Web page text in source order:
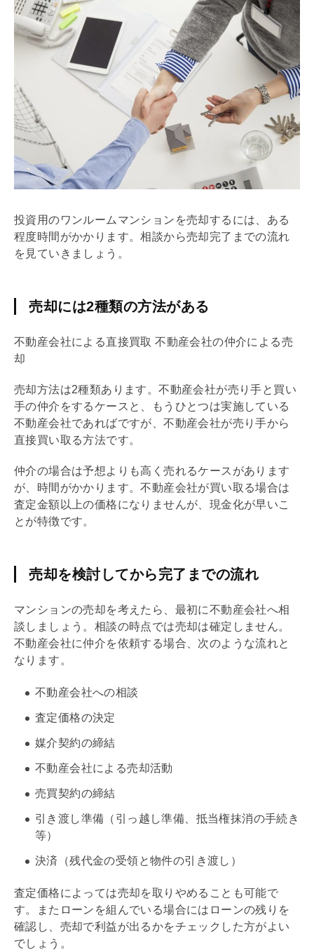
投資用のワンルームマンションを売却するには、ある
程度時間がかかります。相談から売却完了までの流れ
を見ていきましょう。
売却には2種類の方法がある
不動産会社による直接買取 不動産会社の仲介による売
却
売却方法は2種類あります。不動産会社が売り手と買い
手の仲介をするケースと、もうひとつは実施している
不動産会社であればですが、不動産会社が売り手から
直接買い取る方法です。
仲介の場合は予想よりも高く売れるケースがあります
が、時間がかかります。不動産会社が買い取る場合は
査定金額以上の価格になりませんが、現金化が早いこ
とが特徴です。
売却を検討してから完了までの流れ
マンションの売却を考えたら、最初に不動産会社へ相
談しましょう。相談の時点では売却は確定しません。
不動産会社に仲介を依頼する場合、次のような流れと
なります。
不動産会社への相談
査定価格の決定
媒介契約の締結
不動産会社による売却活動
売買契約の締結
引き渡し準備（引っ越し準備、 抵当権抹消の手続き
等）
決済（残代金の受領と物件の引き渡し）
査定価格によっては売却を取りやめることも可能で
す。またローンを組んでいる場合にはローンの残りを
確認し、売却で利益が出るかをチェックした方がよい
でしょう。